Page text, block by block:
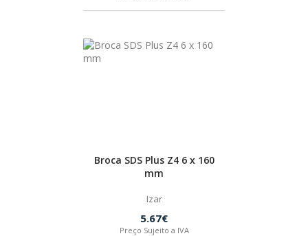
Broca SDS Plus Z4 6 x 160
mm
Izar
5.67€
Preço Sujeito a IVA